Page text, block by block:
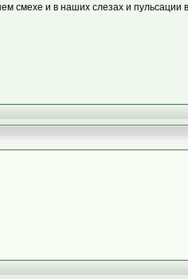
смехе и в наших слезах и